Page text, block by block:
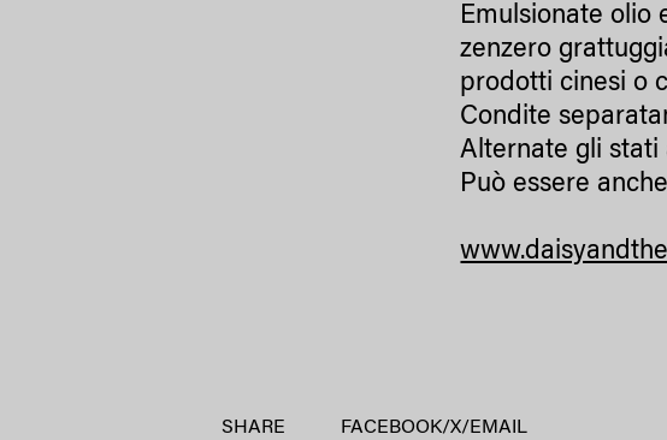
Emulsionate olio
zenzero
prodotti cinesi o
Condite
Alternate gli stati
Può essere
SHARE FACEBOOK/X/ EMAIL